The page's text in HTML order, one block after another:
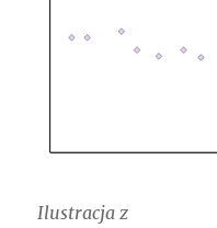
Ilustracja z